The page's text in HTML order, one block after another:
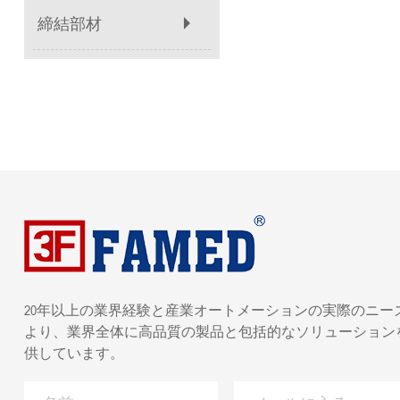
締結部材
20年以上の業界経験と産業オートメーションの実際のニー
より、業界全体に高品質の製品と包括的なソリューション
供しています。